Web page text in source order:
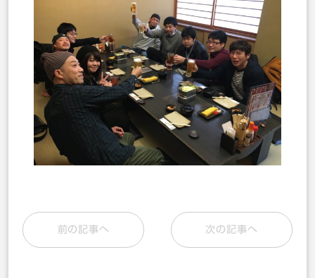
前の記事へ 次の記事へ